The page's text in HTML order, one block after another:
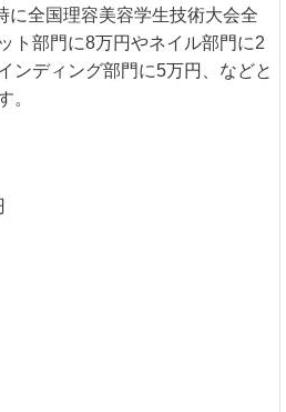
に全国理容美容学生技術大会全
ト部門に8万円やネイル部門に2
ンディング部門に5万円、などと
。